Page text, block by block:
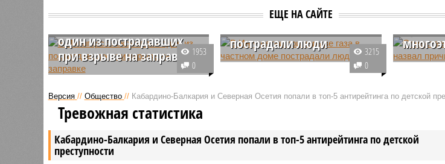
ЕЩЕ НА САЙТЕ
один из пострадавших
при взрыве на заправке
Один из пострадавших во время
пожара на автомобильной
газозаправочной станции в
Пятигорске скончался в
лечебном учреждении.
1953
0
В Ингушетии при взрыве
пострадали люди
Два человека, в том числе
частном доме в селе Яндаре.
республиканскую клиническую
3215
0
Взрыв в
человек,
Версия // Общество // Кабардино-Балкария и Северная Осетия попали в топ-5 антирейтинга по детской
Кабардино-Балкария и Северная Осетия попали в топ-5 антирейтинга по детской
преступности
Тревожная статистика